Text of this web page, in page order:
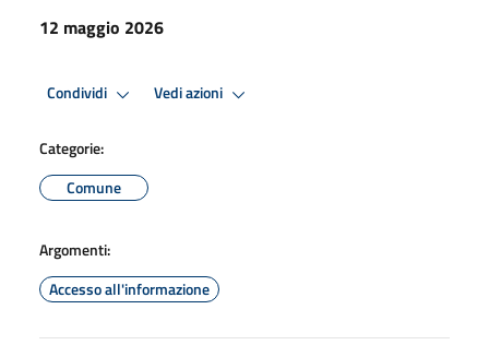
12 maggio 2026
Condividi Vedi azioni
Categorie:
Comune
Argomenti:
Accesso all'informazione